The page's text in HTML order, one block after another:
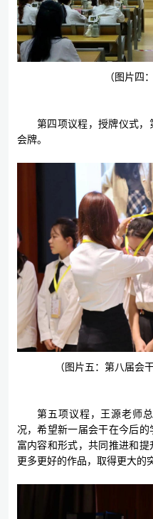
（图片四
第四项议程，授牌仪式
会牌。
（图片五：第八届会
第五项议程，王源老师
况，希望新一届会干在今后
富内容和形式，共同推进和
更多更好的作品，取得更大的